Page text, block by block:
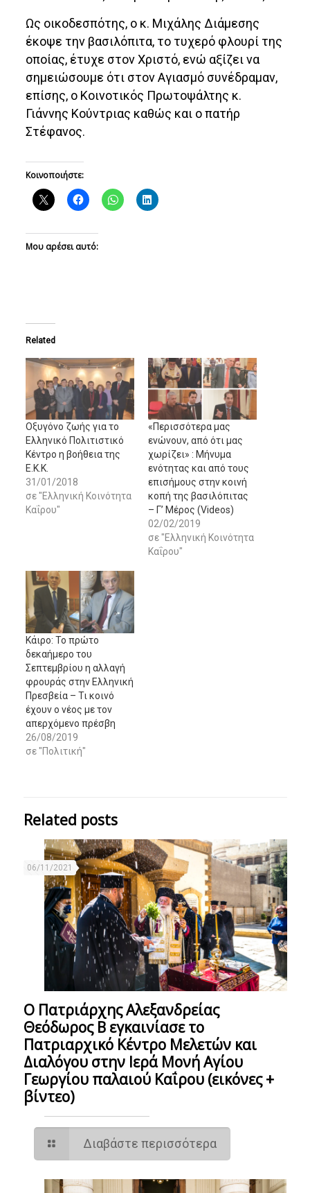
Ως οικοδεσπότης, ο κ. Μιχάλης Διάμεσης
έκοψε την βασιλόπιτα, το τυχερό φλουρί της
οποίας, έτυχε στον Χριστό, ενώ αξίζει να
σημειώσουμε ότι στον Αγιασμό συνέδραμαν,
επίσης, ο Κοινοτικός Πρωτοψάλτης κ.
Γιάννης Κούντριας καθώς και ο πατήρ
Στέφανος.
Κοινοποιήστε:
Μου αρέσει αυτό:
Related
Οξυγόνο ζωής για το
Ελληνικό Πολιτιστικό
Κέντρο η βοήθεια της
Ε.Κ.Κ.
31/01/2018
σε "Ελληνική Κοινότητα
Καΐρου"
«Περισσότερα μας
ενώνουν, από ότι μας
χωρίζει» : Μήνυμα
ενότητας και από τους
επισήμους στην κοινή
κοπή της βασιλόπιτας
– Γ’ Μέρος (Videos)
02/02/2019
σε "Ελληνική Κοινότητα
Καΐρου"
Κάιρο: Το πρώτο
δεκαήμερο του
Σεπτεμβρίου η αλλαγή
φρουράς στην Ελληνική
Πρεσβεία – Τι κοινό
έχουν ο νέος με τον
απερχόμενο πρέσβη
26/08/2019
σε "Πολιτική"
Related posts
06/11/2021
Ο Πατριάρχης Αλεξανδρείας
Θεόδωρος Β εγκαινίασε το
Πατριαρχικό Κέντρο Μελετών και
Διαλόγου στην Ιερά Μονή Αγίου
Γεωργίου παλαιού Καΐρου (εικόνες +
βίντεο)
Διαβάστε περισσότερα